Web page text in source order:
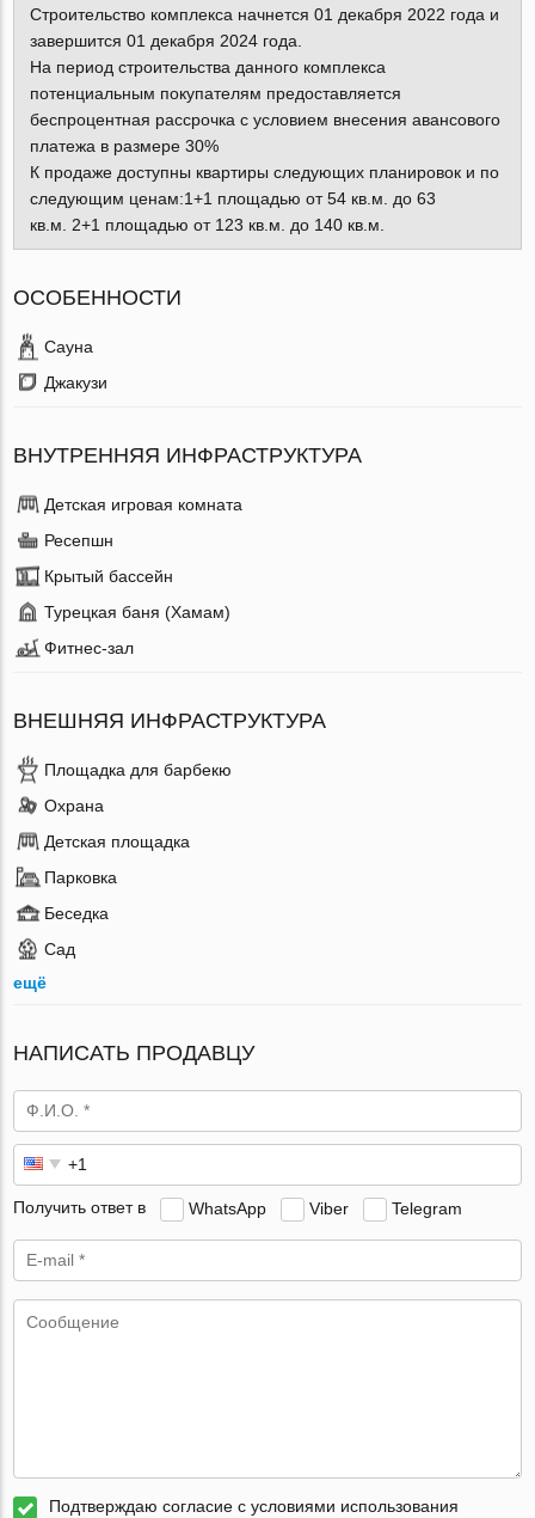
Строительство комплекса начнется 01 декабря 2022 года и
завершится 01 декабря 2024 года.
На период строительства данного комплекса
потенциальным покупателям предоставляется
беспроцентная рассрочка с условием внесения авансового
платежа в размере 30%
К продаже доступны квартиры следующих планировок и по
следующим ценам:1+1 площадью от 54 кв.м. до 63
кв.м. 2+1 площадью от 123 кв.м. до 140 кв.м.
ОСОБЕННОСТИ
Сауна
Джакузи
ВНУТРЕННЯЯ ИНФРАСТРУКТУРА
Детская игровая комната
Ресепшн
Крытый бассейн
Турецкая баня (Хамам)
Фитнес-зал
ВНЕШНЯЯ ИНФРАСТРУКТУРА
Площадка для барбекю
Охрана
Детская площадка
Парковка
Беседка
Сад
ещё
НАПИСАТЬ ПРОДАВЦУ
Получить ответ в WhatsApp Viber Telegram
Подтверждаю согласие с условиями использования